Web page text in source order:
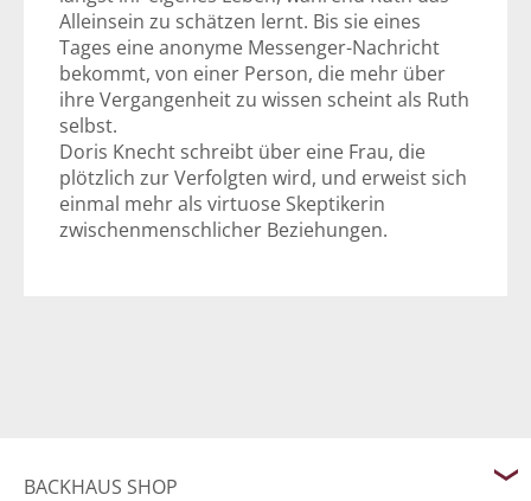
Alleinsein zu schätzen lernt. Bis sie eines
Tages eine anonyme Messenger-Nachricht
bekommt, von einer Person, die mehr über
ihre Vergangenheit zu wissen scheint als Ruth
selbst.
Doris Knecht schreibt über eine Frau, die
plötzlich zur Verfolgten wird, und erweist sich
einmal mehr als virtuose Skeptikerin
zwischenmenschlicher Beziehungen.
BACKHAUS SHOP